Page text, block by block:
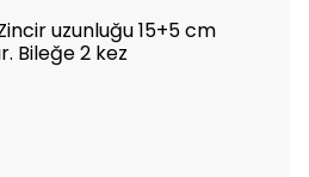
uzunluğu 15+5 cm
Bileğe 2 kez